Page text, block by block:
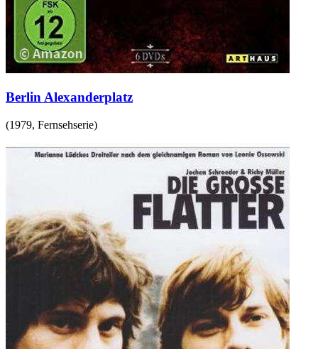
Berlin Alexanderplatz
(1979, Fernsehserie)